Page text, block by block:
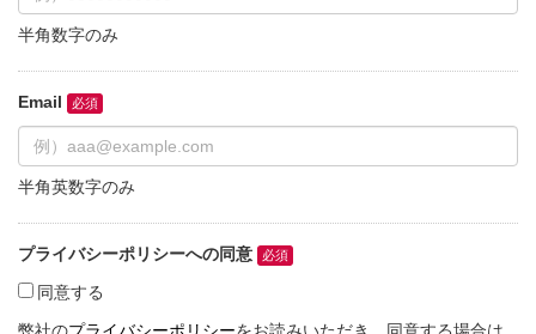
半角数字のみ
Email
半角英数字のみ
プライバシーポリシーへの同意
同意する